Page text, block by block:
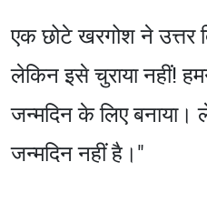
एक छोटे खरगोश ने उत्तर
लेकिन इसे चुराया नहीं!
जन्मदिन के लिए बनाया।
जन्मदिन नहीं है।"